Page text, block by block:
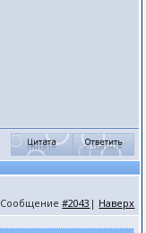
Сообщение#2043 | Наверх